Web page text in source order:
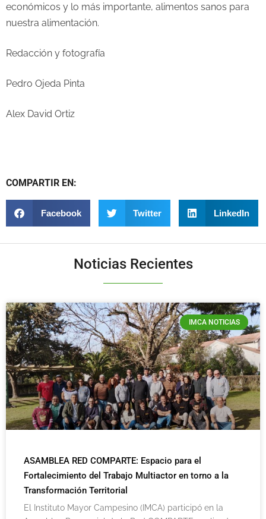
económicos y lo más importante, alimentos sanos para
nuestra alimentación.
Redacción y fotografía
Pedro Ojeda Pinta
Alex David Ortiz
COMPARTIR EN:
Facebook Twitter LinkedIn
Noticias Recientes
IMCA NOTICIAS
ASAMBLEA RED COMPARTE: Espacio para el
Fortalecimiento del Trabajo Multiactor en torno a la
Transformación Territorial
El Instituto Mayor Campesino (IMCA) participó en la